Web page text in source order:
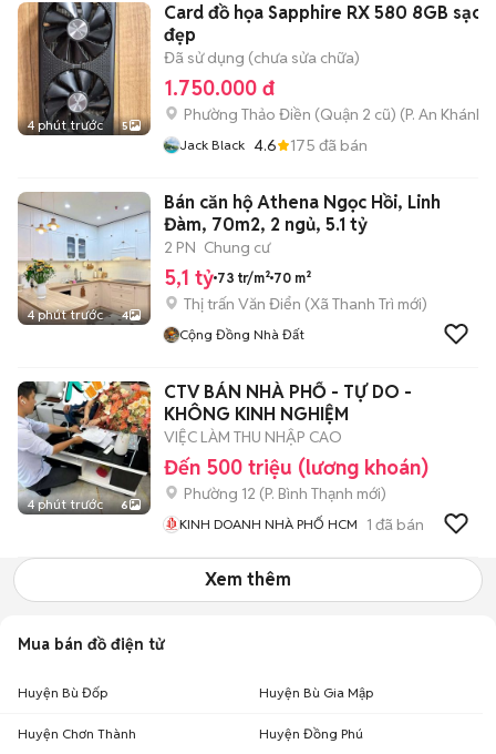
4 phút trước 5
Card đồ họa Sapphire RX 580 8GB sạch
đẹp
Đã sử dụng (chưa sửa chữa)
1.750.000 đ
Phường Thảo Điền (Quận 2 cũ) (P. An Khánh
Jack Black 4.6 175 đã bán
4 phút trước 4
Bán căn hộ Athena Ngọc Hồi, Linh
Đàm, 70m2, 2 ngủ, 5.1 tỷ
2 PN Chung cư
5,1 tỷ 73 tr/m² 70 m²
Thị trấn Văn Điển (Xã Thanh Trì mới)
Cộng Đồng Nhà Đất
4 phút trước 6
CTV BÁN NHÀ PHỐ - TỰ DO -
KHÔNG KINH NGHIỆM
VIỆC LÀM THU NHẬP CAO
Đến 500 triệu (lương khoán)
Phường 12 (P. Bình Thạnh mới)
KINH DOANH NHÀ PHỐ HCM 1 đã bán
Xem thêm
Mua bán đồ điện tử
Huyện Bù Đốp Huyện Bù Gia Mập
Huyện Chơn Thành Huyện Đồng Phú